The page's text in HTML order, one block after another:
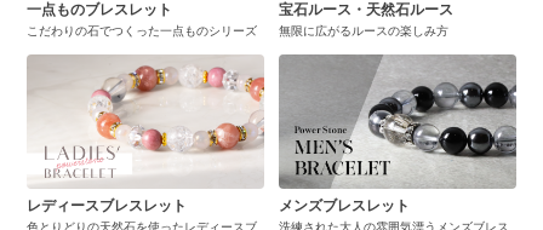
一点ものブレスレット
こだわりの石でつくった一点ものシリーズ
宝石ルース・天然石ルース
無限に広がるルースの楽しみ方
レディースブレスレット メンズブレスレット